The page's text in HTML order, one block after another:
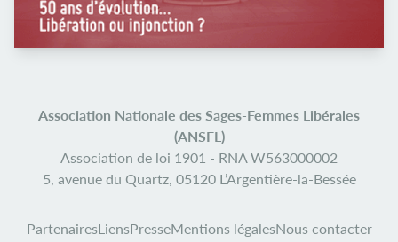
Association Nationale des Sages-Femmes Libérales
(ANSFL)
Association de loi 1901 - RNA W563000002
5, avenue du Quartz, 05120 L’Argentière-la-Bessée
PartenairesLiensPresseMentions légalesNous contacter